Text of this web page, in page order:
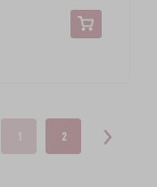
1 2